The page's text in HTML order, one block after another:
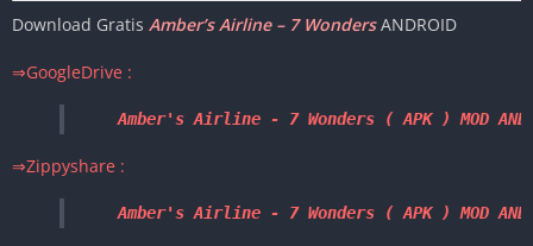
Download Gratis Amber’s Airline – 7 WondersANDROID
⇒GoogleDrive :
Amber's Airline - 7 Wonders ( APK ) MOD
⇒Zippyshare :
Amber's Airline - 7 Wonders ( APK ) MOD